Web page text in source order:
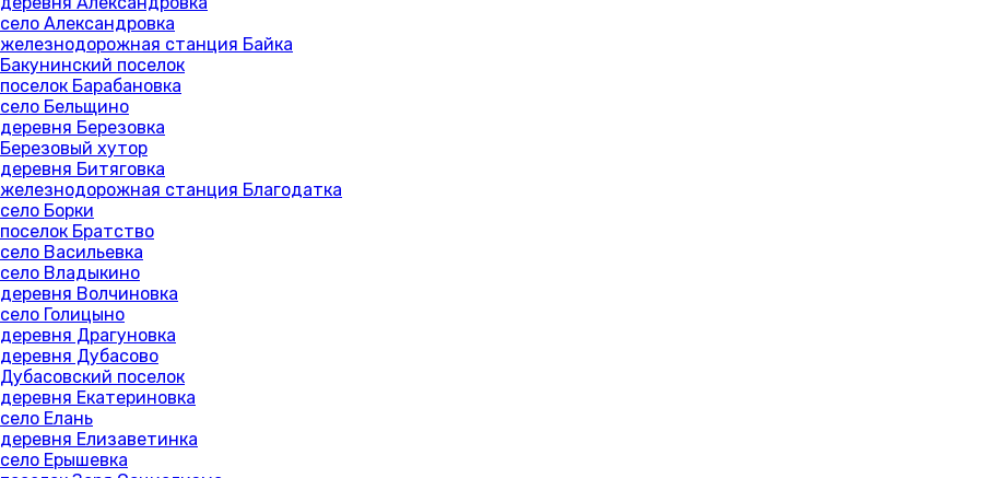
село Александровка
железнодорожная станция Байка
Бакунинский поселок
поселок Барабановка
село Бельщино
деревня Березовка
Березовый хутор
деревня Битяговка
железнодорожная станция Благодатка
село Борки
поселок Братство
село Васильевка
село Владыкино
деревня Волчиновка
село Голицыно
деревня Драгуновка
деревня Дубасово
Дубасовский поселок
деревня Екатериновка
село Елань
деревня Елизаветинка
село Ерышевка